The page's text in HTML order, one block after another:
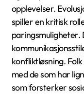
opplevelser.
spiller en kritisk
konfliktløsning.
med de som har
som forsterker